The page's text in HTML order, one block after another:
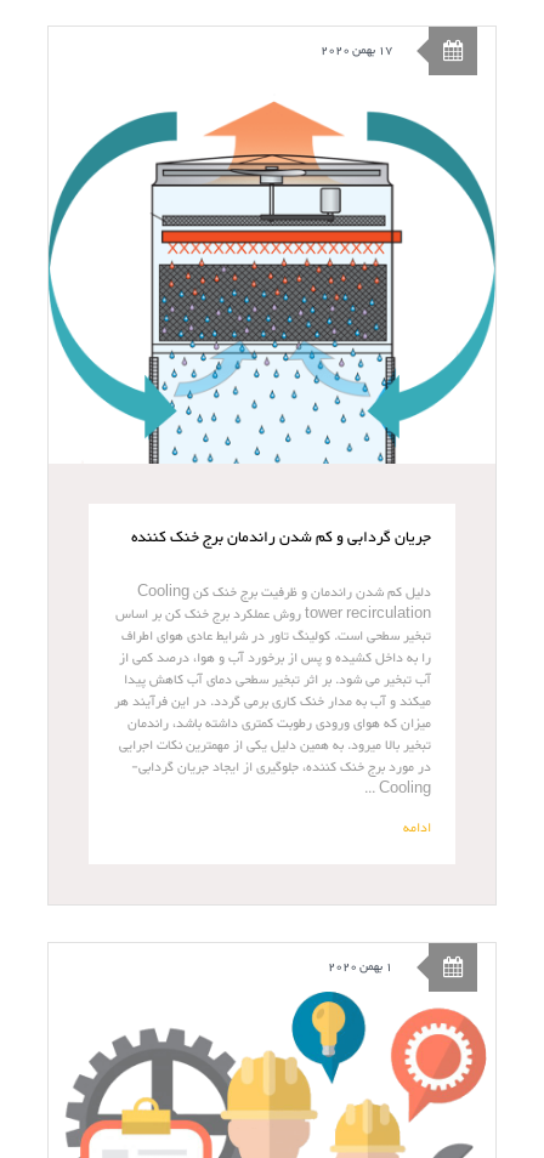
17 بهمن 2020
جریان گردابی و کم شدن راندمان برج خنک کننده
دلیل کم شدن راندمان و ظرفیت برج خنک کن Cooling
tower recirculation روش عملکرد برج خنک کن بر اساس
تبخیر سطحی است. کولینگ تاور در شرایط عادی هوای اطراف
را به داخل کشیده و پس از برخورد آب و هوا، درصد کمی از
آب تبخیر می شود. بر اثر تبخیر سطحی دمای آب کاهش پیدا
میکند و آب به مدار خنک کاری برمی گردد. در این فرآیند هر
میزان که هوای ورودی رطوبت کمتری داشته باشد، راندمان
تبخیر بالا میرود. به همین دلیل یکی از مهمترین نکات اجرایی
در مورد برج خنک کننده، جلوگیری از ایجاد جریان گردابی-
Cooling ...
ادامه
1 بهمن 2020